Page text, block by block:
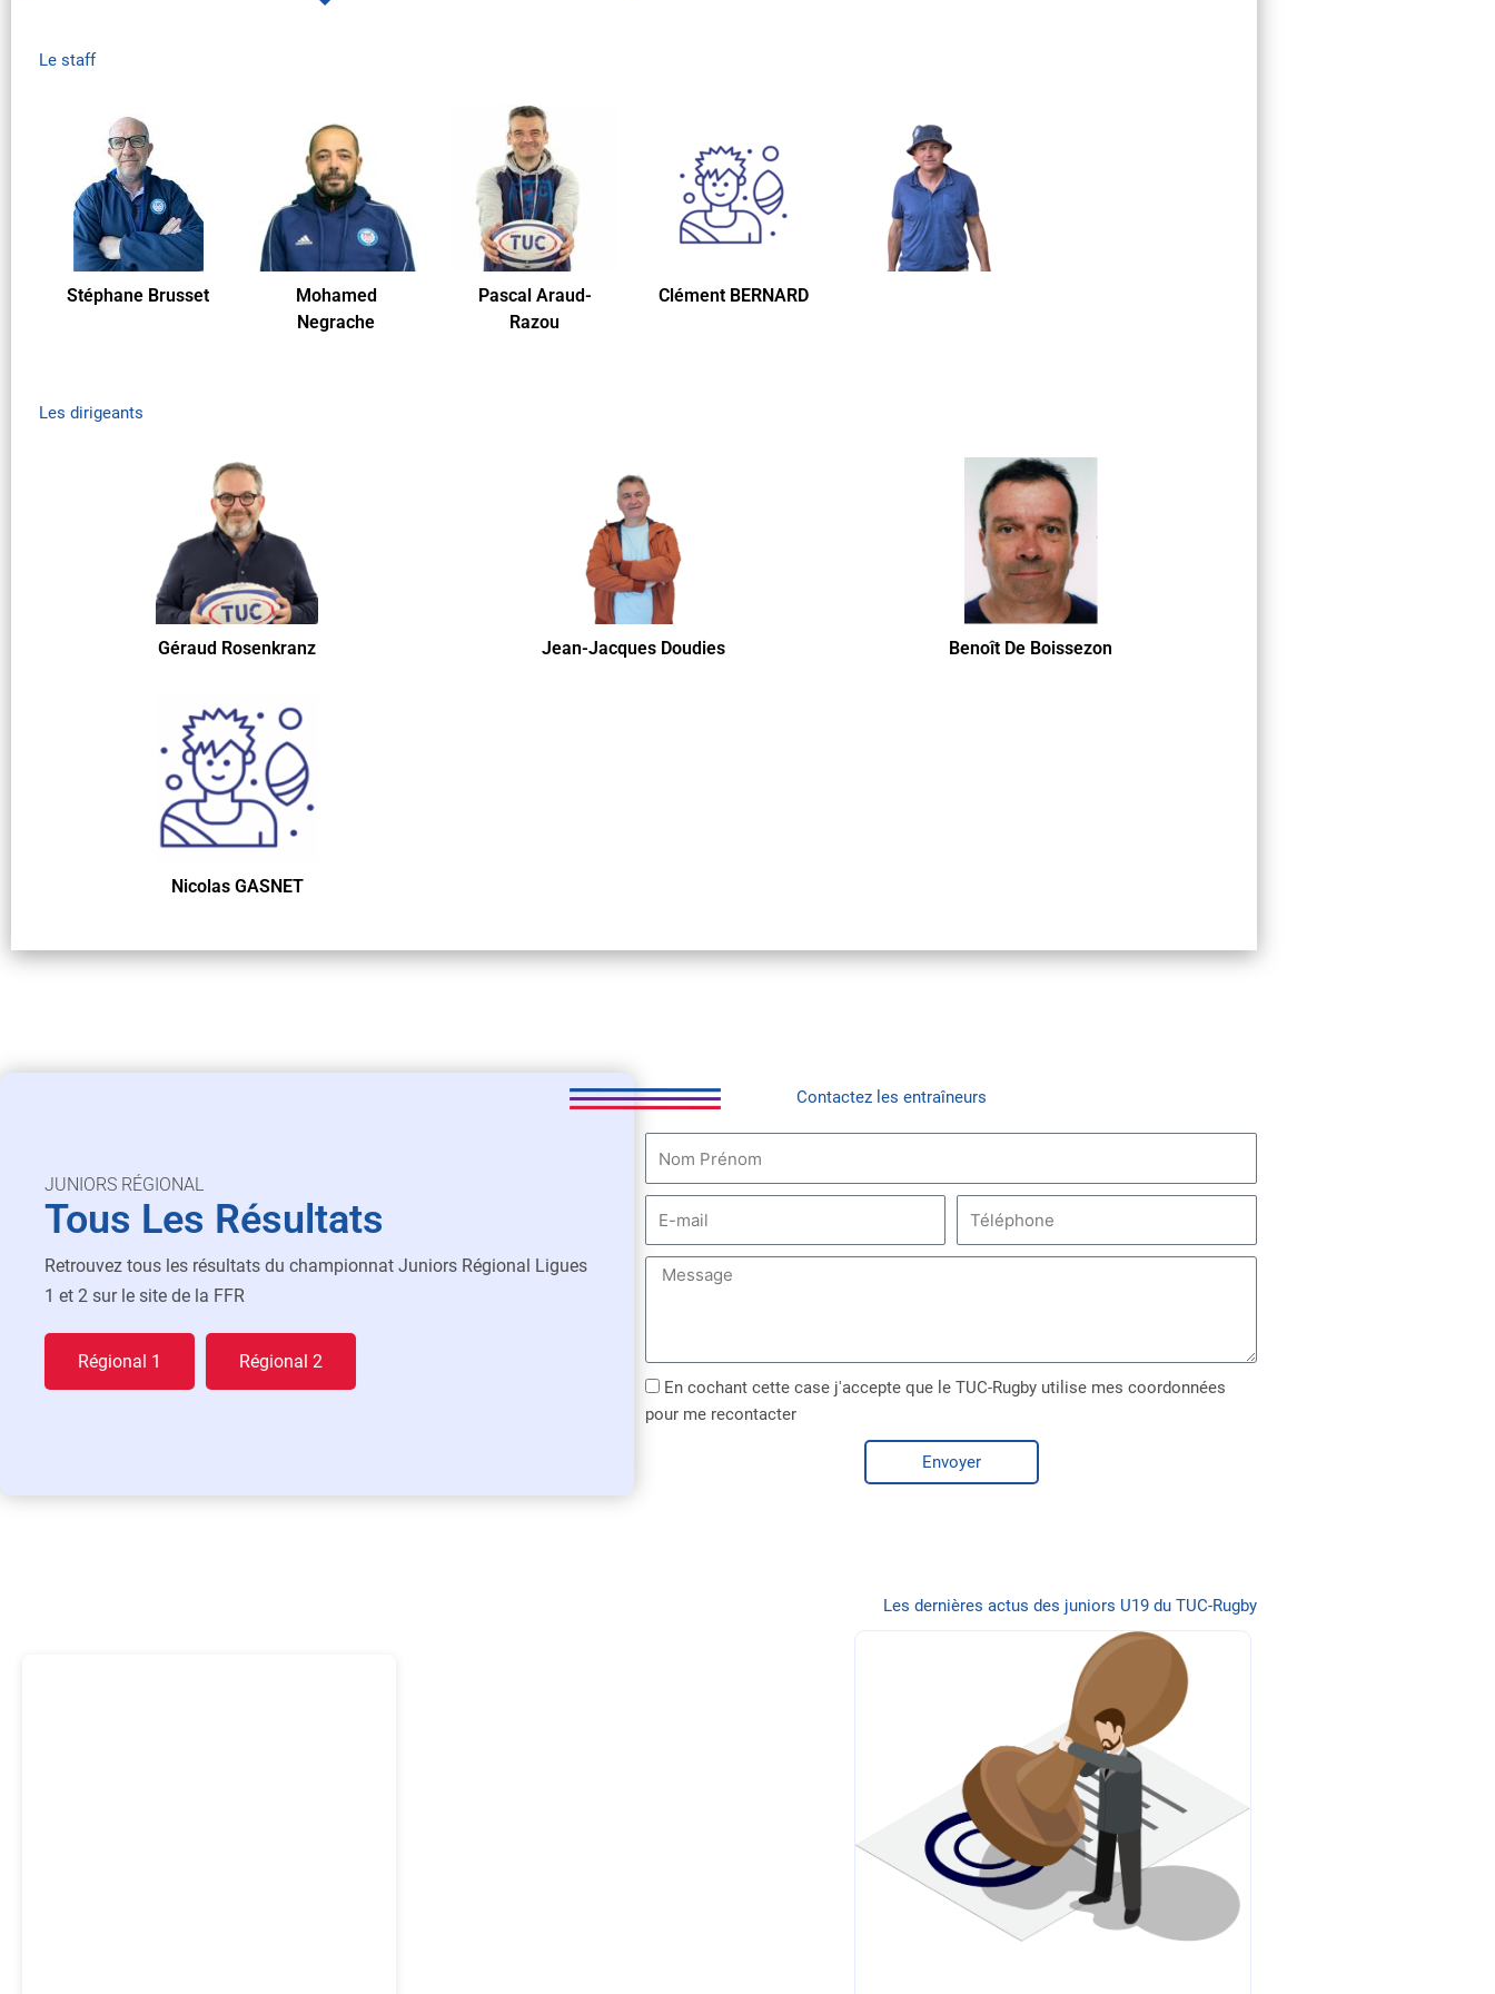
Le staff
Stéphane Brusset
Mohamed
Negrache
Pascal Araud-
Razou
Clément BERNARD
Les dirigeants
Géraud Rosenkranz Jean-Jacques Doudies Benoît De Boissezon
Nicolas GASNET
JUNIORS RÉGIONAL
Tous Les Résultats
Retrouvez tous les résultats du championnat Juniors Régional Ligues
1 et 2 sur le site de la FFR
Régional 1 Régional 2
Contactez les entraîneurs
m
m
l
o
n
a
e
En cochant cette case j'accepte que le TUC-Rugby utilise mes coordonnées
pour me recontacter
Envoyer
Les dernières actus des juniors U19 du TUC-Rugby